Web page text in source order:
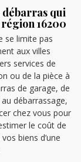
débarras qui
16200
se limite pas
aux villes
services de
ou de la pièce à
de garage, de
débarrassage,
chez vous pour
le coût de
biens d’une